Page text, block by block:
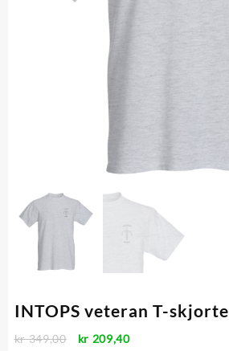
INTOPS veteran T-skjorte
kr349,00
Opprinnelig
kr 209,40Nåværende